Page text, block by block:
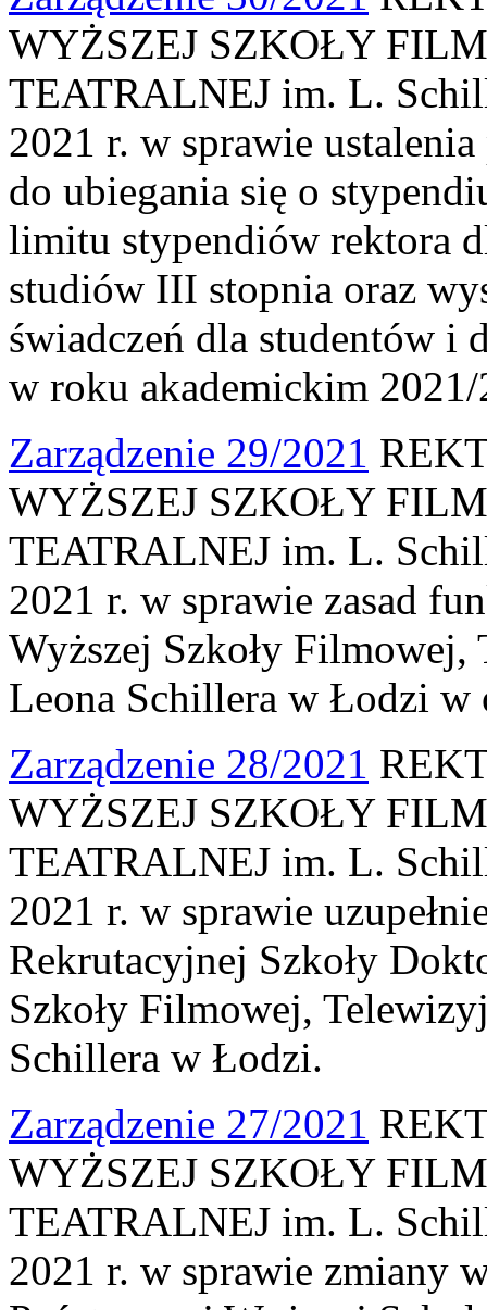
WYŻSZEJ SZKOŁY
TEATRALNEJ im. L.
2021 r. w sprawie
do ubiegania się o
limitu stypendiów rektora
studiów III stopnia oraz
świadczeń dla studentów
w roku akademickim
Zarządzenie 29/2021
WYŻSZEJ SZKOŁY
TEATRALNEJ im. L.
2021 r. w sprawie zasad
Wyższej Szkoły
Leona Schillera w Łodzi
Zarządzenie 28/2021
WYŻSZEJ SZKOŁY
TEATRALNEJ im. L.
2021 r. w sprawie
Rekrutacyjnej Szkoły
Szkoły Filmowej,
Schillera w Łodzi.
Zarządzenie 27/2021
WYŻSZEJ SZKOŁY
TEATRALNEJ im. L.
2021 r. w sprawie zmiany